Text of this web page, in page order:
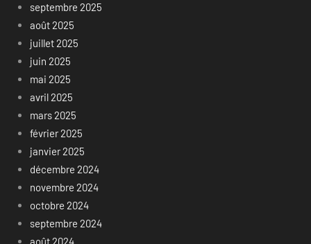
septembre 2025
août 2025
juillet 2025
juin 2025
mai 2025
avril 2025
mars 2025
février 2025
janvier 2025
décembre 2024
novembre 2024
octobre 2024
septembre 2024
août 2024